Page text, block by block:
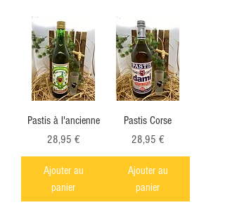
Pastis à l'ancienne
Prix
28,95 €
Ajouter au
panier
Pastis Corse
Prix
28,95 €
Ajouter au
panier